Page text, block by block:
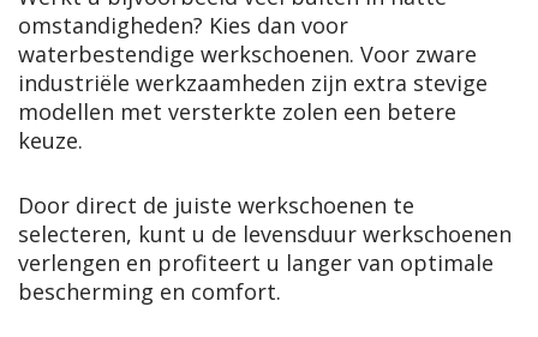
omstandigheden? Kies dan voor
waterbestendige werkschoenen. Voor zware
industriële werkzaamheden zijn extra stevige
modellen met versterkte zolen een betere
keuze.
Door direct de juiste werkschoenen te
selecteren, kunt u de levensduur werkschoenen
verlengen en profiteert u langer van optimale
bescherming en comfort.